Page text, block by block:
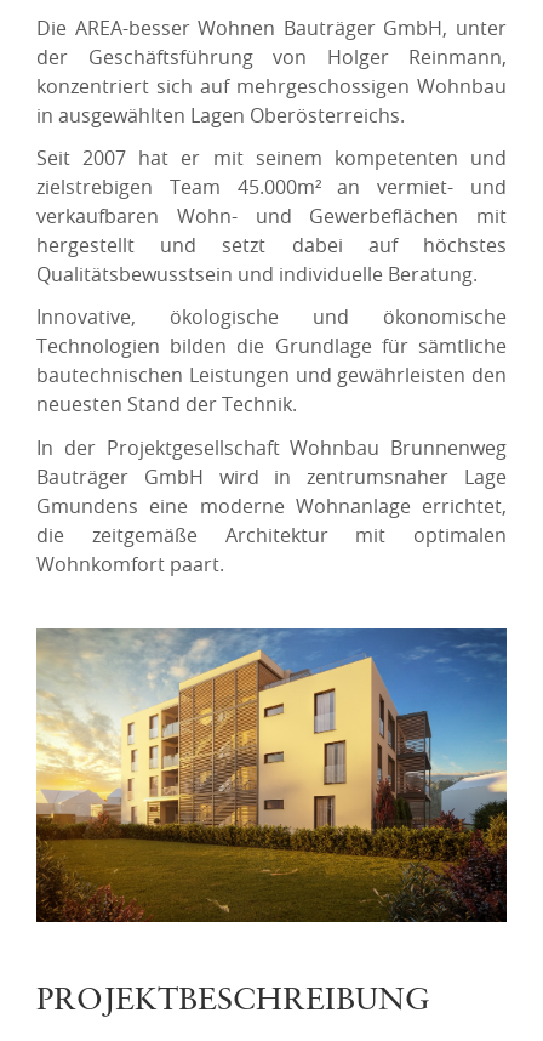
Die AREA-besser Wohnen Bauträger GmbH, unter
der Geschäftsführung von Holger Reinmann,
konzentriert sich auf mehrgeschossigen Wohnbau
in ausgewählten Lagen Oberösterreichs.
Seit 2007 hat er mit seinem kompetenten und
zielstrebigen Team 45.000m² an vermiet- und
verkaufbaren Wohn- und Gewerbeflächen mit
hergestellt und setzt dabei auf höchstes
Qualitätsbewusstsein und individuelle Beratung.
Innovative, ökologische und ökonomische
Technologien bilden die Grundlage für sämtliche
bautechnischen Leistungen und gewährleisten den
neuesten Stand der Technik.
In der Projektgesellschaft Wohnbau Brunnenweg
Bauträger GmbH wird in zentrumsnaher Lage
Gmundens eine moderne Wohnanlage errichtet,
die zeitgemäße Architektur mit optimalen
Wohnkomfort paart.
PROJEKTBESCHREIBUNG